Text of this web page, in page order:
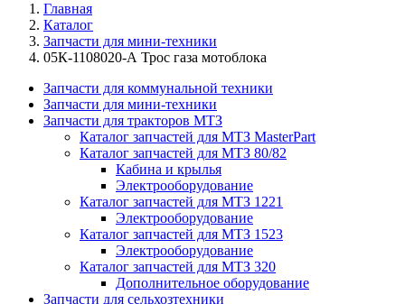
Главная
Каталог
Запчасти для мини-техники
05К-1108020-А Трос газа мотоблока
Запчасти для коммунальной техники
Запчасти для мини-техники
Запчасти для тракторов МТЗ
Каталог запчастей для МТЗ MasterPart
Каталог запчастей для МТЗ 80/82
Кабина и крылья
Электрооборудование
Каталог запчастей для МТЗ 1221
Электрооборудование
Каталог запчастей для МТЗ 1523
Электрооборудование
Каталог запчастей для МТЗ 320
Дополнительное оборудование
Запчасти для сельхозтехники